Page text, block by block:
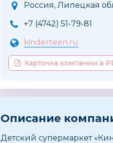
Россия, Липецкая
+7 (4742) 51-79-81
kinderteen.ru
Карточка компании в
Описание
Детский супермаркет